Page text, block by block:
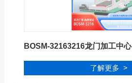
BOSM-32163216龙门加工中心
了解更多 >